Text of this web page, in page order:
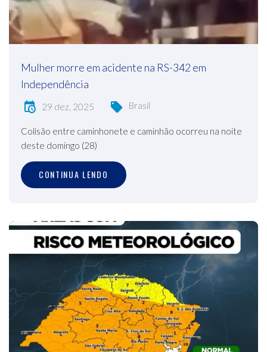
Mulher morre em acidente na RS-342 em
Independência
29 dez, 2025 Brasil
Colisão entre caminhonete e caminhão ocorreu na noite
deste domingo (28)
CONTINUA LENDO